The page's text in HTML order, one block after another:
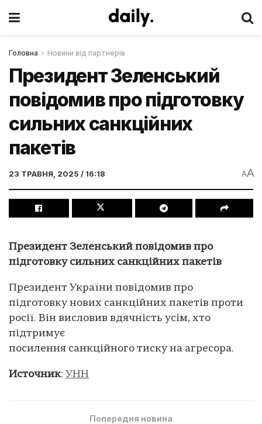
Головна Новини від партнерів
Президент Зеленський
повідомив про підготовку
сильних санкційних
пакетів
23 ТРАВНЯ, 2025 / 16:18 AA
Президент Зеленський повідомив про
підготовку сильних санкційних пакетів
Президент України повідомив про
підготовку нових санкційних пакетів проти
росії. Він висловив вдячність усім, хто
підтримує
посилення санкційного тиску на агресора.
Источник: УНН
Попередня новина